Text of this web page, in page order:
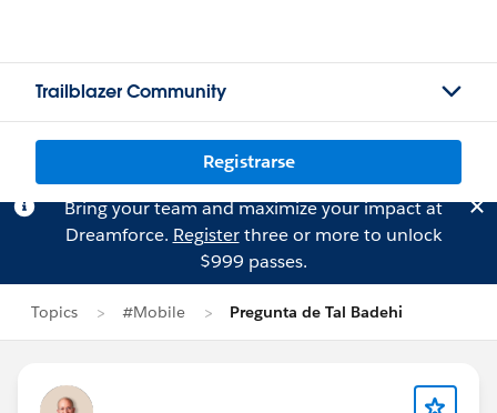
Trailblazer Community
Registrarse
Bring your team and maximize your impact at
Dreamforce. Registerthree or more to unlock
$999 passes.
Topics #Mobile Pregunta de Tal Badehi